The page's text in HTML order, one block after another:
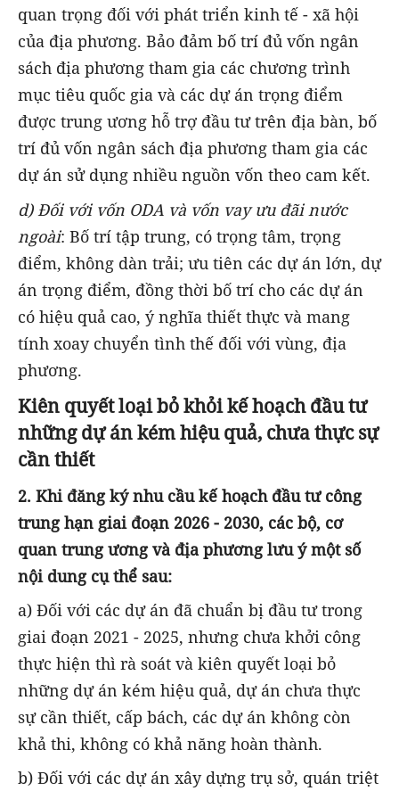
quan trọng đối với phát triển kinh tế - xã hội
của địa phương. Bảo đảm bố trí đủ vốn ngân
sách địa phương tham gia các chương trình
mục tiêu quốc gia và các dự án trọng điểm
được trung ương hỗ trợ đầu tư trên địa bàn, bố
trí đủ vốn ngân sách địa phương tham gia các
dự án sử dụng nhiều nguồn vốn theo cam kết.
d) Đối với vốn ODA và vốn vay ưu đãi nước
ngoài: Bố trí tập trung, có trọng tâm, trọng
điểm, không dàn trải; ưu tiên các dự án lớn, dự
án trọng điểm, đồng thời bố trí cho các dự án
có hiệu quả cao, ý nghĩa thiết thực và mang
tính xoay chuyển tình thế đối với vùng, địa
phương.
Kiên quyết loại bỏ khỏi kế hoạch đầu tư
những dự án kém hiệu quả, chưa thực sự
cần thiết
2. Khi đăng ký nhu cầu kế hoạch đầu tư công
trung hạn giai đoạn 2026 - 2030, các bộ, cơ
quan trung ương và địa phương lưu ý một số
nội dung cụ thể sau:
a) Đối với các dự án đã chuẩn bị đầu tư trong
giai đoạn 2021 - 2025, nhưng chưa khởi công
thực hiện thì rà soát và kiên quyết loại bỏ
những dự án kém hiệu quả, dự án chưa thực
sự cần thiết, cấp bách, các dự án không còn
khả thi, không có khả năng hoàn thành.
b) Đối với các dự án xây dựng trụ sở, quán triệt